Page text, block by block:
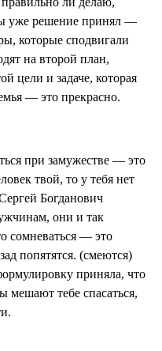
уже решение принял —
которые сподвигали
на второй план,
цели и задаче, которая
— это прекрасно.
при замужестве — это
твой, то у тебя нет
Богданович
они и так
сомневаться — это
попятятся. (смеются)
приняла, что
мешают тебе спасаться,